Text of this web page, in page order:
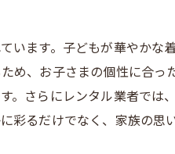
ます。子どもが華やかな
め、お子さまの個性に合っ
。さらにレンタル業者では
彩るだけでなく、家族の思